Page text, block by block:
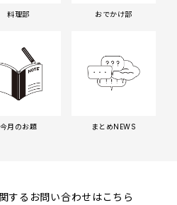
料理部 おでかけ部
今月のお題 まとめNEWS
するお問い合わせはこちら